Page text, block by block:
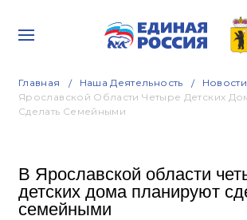
Главная Наша Деятельность Новости
Ярославской Области Четыре Детских
Сделать Семейными
В Ярославской области
детских дома планируют
семейными